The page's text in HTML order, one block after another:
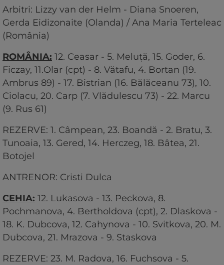
Arbitri: Lizzy van der Helm - Diana Snoeren,
Gerda Eidizonaite (Olanda) / Ana Maria Terteleac
(România)
ROMÂNIA: 12. Ceasar - 5. Meluță, 15. Goder, 6.
Ficzay, 11.Olar (cpt) - 8. Vătafu, 4. Bortan (19.
Ambrus 89) - 17. Bistrian (16. Bălăceanu 73), 10.
Ciolacu, 20. Carp (7. Vlădulescu 73) - 22. Marcu
(9. Rus 61)
REZERVE: 1. Câmpean, 23. Boandă - 2. Bratu, 3.
Tunoaia, 13. Gered, 14. Herczeg, 18. Bâtea, 21.
Botojel
ANTRENOR: Cristi Dulca
CEHIA: 12. Lukasova - 13. Peckova, 8.
Pochmanova, 4. Bertholdova (cpt), 2. Dlaskova -
18. K. Dubcova, 12. Cahynova - 10. Svitkova, 20. M.
Dubcova, 21. Mrazova - 9. Staskova
REZERVE: 23. M. Radova, 16. Fuchsova - 5.